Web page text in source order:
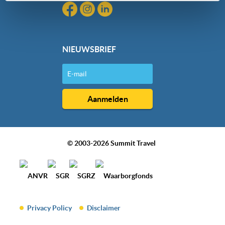
dan hieronder jouw voorkeuren aan. Goed om te weten:
je kunt jouw voorkeuren altijd aanpassen. Klik daarvoor
cookie aangeven of je die wel of niet wilt toestaan.
We werken samen met
kunnen ontvangen en verwerken.
NIEUWSBRIEF
© 2003-2026 Summit Travel
Privacy Policy Disclaimer